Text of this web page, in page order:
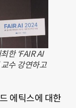
한 ‘FAIR AI
수 강연하고
에틱스에 대한